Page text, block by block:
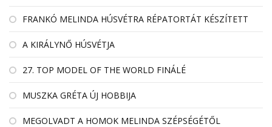
FRANKÓ MELINDA HÚSVÉTRA RÉPATORTÁT KÉSZÍTETT
A KIRÁLYNŐ HÚSVÉTJA
27. TOP MODEL OF THE WORLD FINÁLÉ
MUSZKA GRÉTA ÚJ HOBBIJA
MEGOLVADT A HOMOK MELINDA SZÉPSÉGÉTŐL